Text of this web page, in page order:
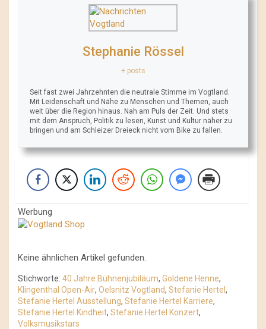
Stephanie Rössel
+ posts
Seit fast zwei Jahrzehnten die neutrale Stimme im Vogtland.
Mit Leidenschaft und Nähe zu Menschen und Themen, auch
weit über die Region hinaus. Nah am Puls der Zeit. Und stets
mit dem Anspruch, Politik zu lesen, Kunst und Kultur näher zu
bringen und am Schleizer Dreieck nicht vom Bike zu fallen.
Werbung
Keine ähnlichen Artikel gefunden.
Stichworte: 40 Jahre Bühnenjubiläum, Goldene Henne,
Klingenthal Open-Air, Oelsnitz Vogtland, Stefanie Hertel ,
Stefanie Hertel Ausstellung, Stefanie Hertel Karriere,
Stefanie Hertel Kindheit, Stefanie Hertel Konzert,
Volksmusikstars